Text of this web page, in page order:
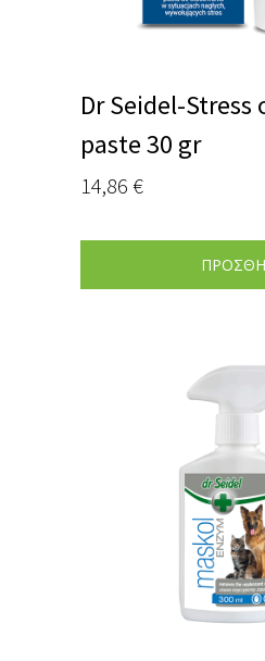
Dr Seidel-Stress
paste 30 gr
14,86 €